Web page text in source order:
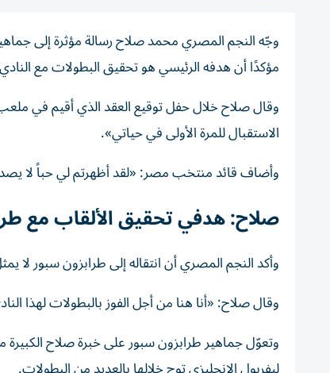
وجّه النجم المصري محمد صلاح رسالة مؤثرة إلى
مؤكدًا أن هدفه الرئيسي هو تحقيق البطولات مع النادي
وقال صلاح خلال حفل توقيع العقد الذي أقيم في
الاستقبال للمرة الأولى في حياتي».
وأضاف قائد منتخب مصر: «لقد أظهرتم لي حباً لا
صلاح: هدفي تحقيق الألقاب مع
وأكد النجم المصري أن انتقاله إلى طرابزون سبور
وقال صلاح: «أنا هنا من أجل الفوز بالبطولات لهذا
وتعوّل جماهير طرابزون سبور على خبرة صلاح الكبيرة